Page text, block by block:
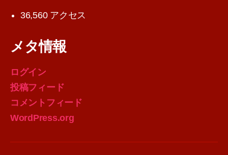
36,560 アクセス
メタ情報
ログイン
投稿フィード
コメントフィード
WordPress.org